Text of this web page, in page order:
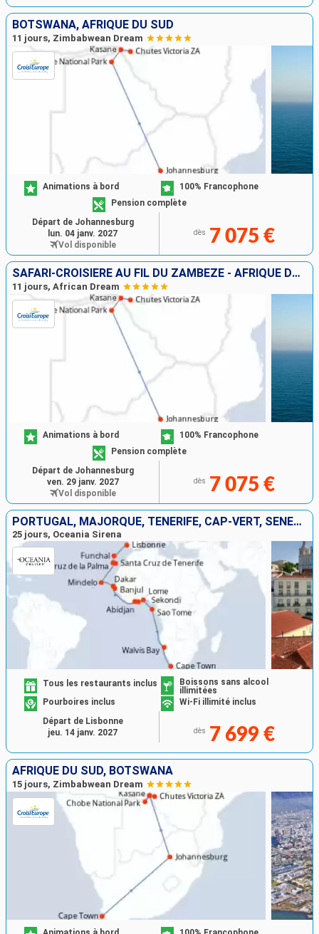
BOTSWANA, AFRIQUE DU SUD
11 jours, Zimbabwean Dream
Animations à bord
100% Francophone
Pension complète
dès 7 075 €
Départ de Johannesburg
lun. 04 janv. 2027
Vol disponible
SAFARI-CROISIÈRE AU FIL DU ZAMBÈZE - AFRIQUE DU SUD, BOTSWANA, NAMIBIE, ZIMBABWE
11 jours, African Dream
Animations à bord
100% Francophone
Pension complète
dès 7 075 €
Départ de Johannesburg
ven. 29 janv. 2027
Vol disponible
PORTUGAL, MAJORQUE, TENERIFE, CAP-VERT, SÉNÉGAL, ROYAUME-UNI, CÔTE D'IVOIRE, GHANA, TOGO, SAO TOMÉ ET PRINCIPE, NAMIBIE, AFRIQUE DU SUD
25 jours, Oceania Sirena
Tous les restaurants inclus
Boissons sans alcool
illimitées
Pourboires inclus
Wi-Fi illimité inclus
dès 7 699 €
Départ de Lisbonne
jeu. 14 janv. 2027
AFRIQUE DU SUD, BOTSWANA
15 jours, Zimbabwean Dream